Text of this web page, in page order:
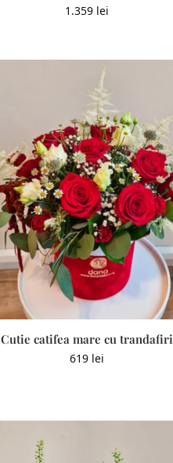
1.359 lei
Cutie catifea mare cu trandafiri
619 lei